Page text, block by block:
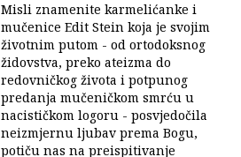
Misli znamenite karmelićanke i
mučenice Edit Stein koja je svojim
životnim putom - od ortodoksnog
židovstva, preko ateizma do
redovničkog života i potpunog
predanja mučeničkom smrću u
nacističkom logoru - posvjedočila
neizmjernu ljubav prema Bogu,
potiču nas na preispitivanje